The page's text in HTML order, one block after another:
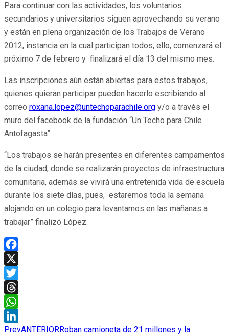
Para continuar con las actividades, los voluntarios
secundarios y universitarios siguen aprovechando su verano
y están en plena organización de los Trabajos de Verano
2012, instancia en la cual participan todos, ello, comenzará el
próximo 7 de febrero y finalizará el día 13 del mismo mes.
Las inscripciones aún están abiertas para estos trabajos,
quienes quieran participar pueden hacerlo escribiendo al
correo roxana.lopez@untechoparachile.org y/o a través el
muro del facebook de la fundación “Un Techo para Chile
Antofagasta”.
“Los trabajos se harán presentes en diferentes campamentos
de la ciudad, donde se realizarán proyectos de infraestructura
comunitaria, además se vivirá una entretenida vida de escuela
durante los siete días, pues, estaremos toda la semana
alojando en un colegio para levantarnos en las mañanas a
trabajar” finalizó López.
Facebook
X
Twitter
Threads
WhatsApp
LinkedIn
PrevANTERIORRoban camioneta de 21 millones y la